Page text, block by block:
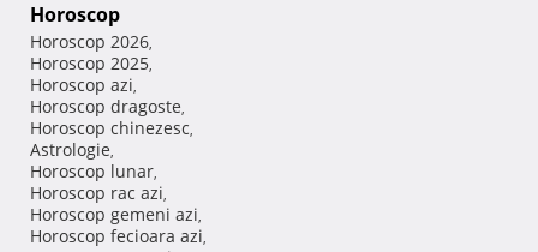
Horoscop
Horoscop 2026,
Horoscop 2025,
Horoscop azi,
Horoscop dragoste,
Horoscop chinezesc,
Astrologie,
Horoscop lunar,
Horoscop rac azi,
Horoscop gemeni azi,
Horoscop fecioara azi,